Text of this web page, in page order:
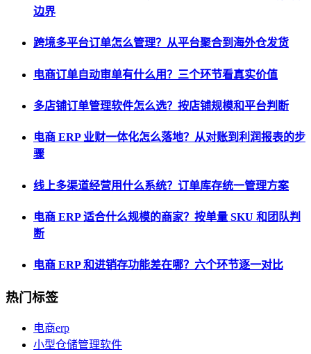
边界
跨境多平台订单怎么管理？从平台聚合到海外仓发货
电商订单自动审单有什么用？三个环节看真实价值
多店铺订单管理软件怎么选？按店铺规模和平台判断
电商 ERP 业财一体化怎么落地？从对账到利润报表的步
骤
线上多渠道经营用什么系统？订单库存统一管理方案
电商 ERP 适合什么规模的商家？按单量 SKU 和团队判
断
电商 ERP 和进销存功能差在哪？六个环节逐一对比
热门标签
电商erp
小型仓储管理软件